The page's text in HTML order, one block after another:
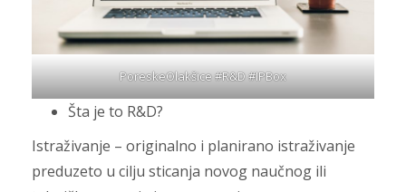
PoreskeOlakšice #R&D #IPBox
Šta je to R&D?
Istraživanje – originalno i planirano istraživanje
preduzeto u cilju sticanja novog naučnog ili